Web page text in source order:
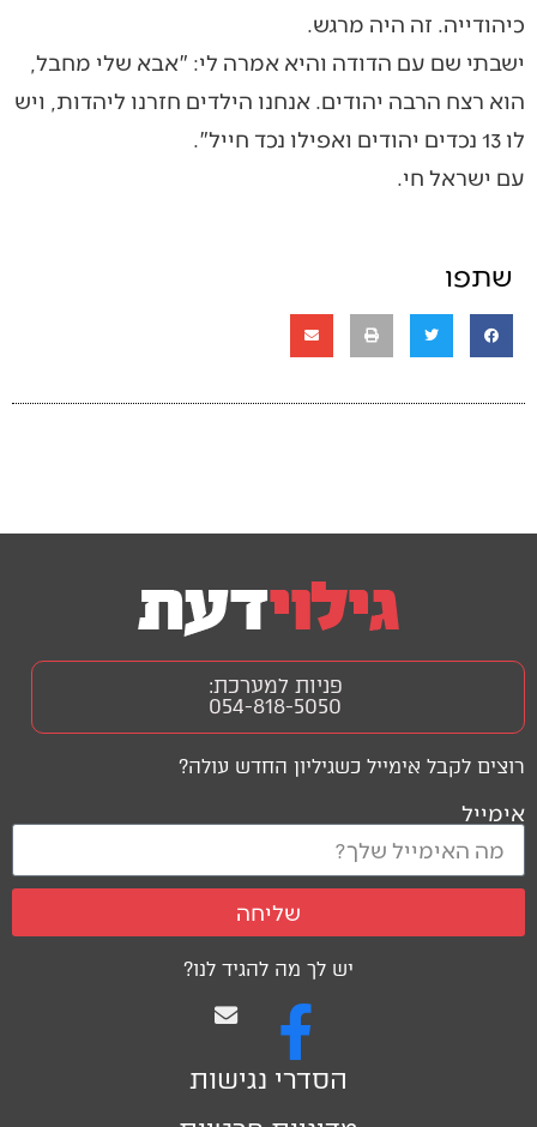
כיהודייה. זה היה מרגש.
ישבתי שם עם הדודה והיא אמרה לי: "אבא שלי מחבל,
הוא רצח הרבה יהודים. אנחנו הילדים חזרנו ליהדות, ויש
לו 13 נכדים יהודים ואפילו נכד חייל".
עם ישראל חי.
שתפו
יש לך מה להגיד לנו?
הסדרי נגישות
רוצים לקבל אימייל כשגיליון החדש עולה?
אימייל
שליחה
פניות למערכת:
054-818-5050